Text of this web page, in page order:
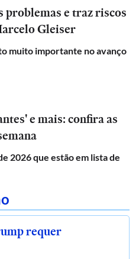
problemas e traz riscos
Gleiser
muito importante no avanço
e mais: confira as
2026 que estão em lista de
requer